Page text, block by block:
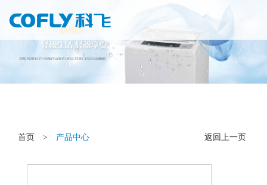
首页 > 产品中心 返回上一页